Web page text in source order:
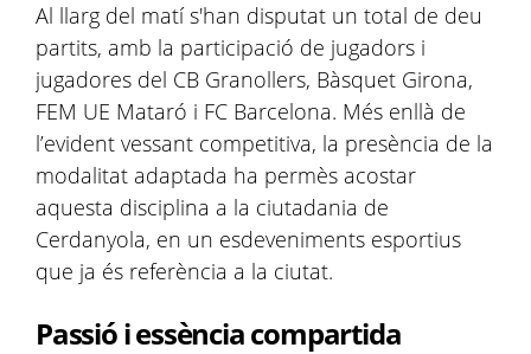
Al llarg del matí s'han disputat un total de deu
partits, amb la participació de jugadors i
jugadores del CB Granollers, Bàsquet Girona,
FEM UE Mataró i FC Barcelona. Més enllà de
l’evident vessant competitiva, la presència de la
modalitat adaptada ha permès acostar
aquesta disciplina a la ciutadania de
Cerdanyola, en un esdeveniments esportius
que ja és referència a la ciutat.
Passió i essència compartida